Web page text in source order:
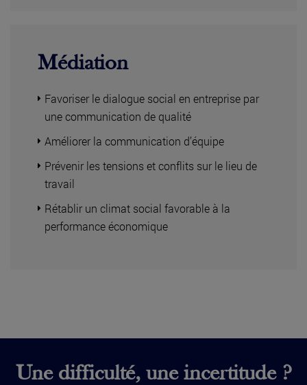
Médiation
Favoriser le dialogue social en entreprise par
une communication de qualité
Améliorer la communication d’équipe
Prévenir les tensions et conflits sur le lieu de
travail
Rétablir un climat social favorable à la
performance économique
Une difficulté, une incertitude ?